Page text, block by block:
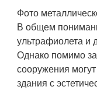
Фото
В общем
ультрафиолета и
Однако помимо
сооружения
здания с